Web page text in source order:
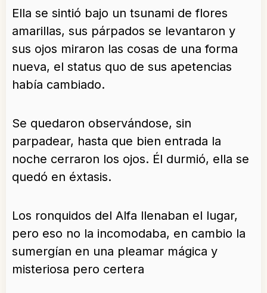
Ella se sintió bajo un tsunami de flores
amarillas, sus párpados se levantaron y
sus ojos miraron las cosas de una forma
nueva, el status quo de sus apetencias
había cambiado.
Se quedaron observándose, sin
parpadear, hasta que bien entrada la
noche cerraron los ojos. Él durmió, ella se
quedó en éxtasis.
Los ronquidos del Alfa llenaban el lugar,
pero eso no la incomodaba, en cambio la
sumergían en una pleamar mágica y
misteriosa pero certera